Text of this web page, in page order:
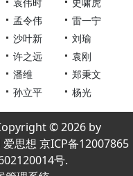
孟令伟
雷一宁
沙叶新
刘瑜
许之远
袁刚
潘维
郑秉文
孙立平 杨光
© 2026 by
思想 京ICP备12007865
号.